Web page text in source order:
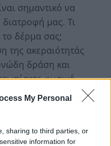
My Personal
sharing to third parties, or
information for
σημαντικό να
μας. Τι
δέρμα σας;
της ακεραιότητάς
δράση και
φυσικά
στον
, τα